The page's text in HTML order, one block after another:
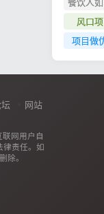
风口
项目做
网站
网用户自
律责任。如
除。